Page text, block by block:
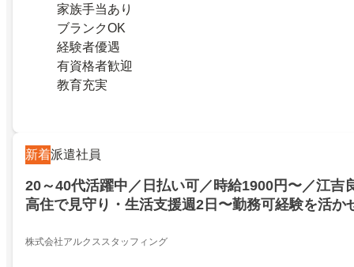
家族手当あり
ブランクOK
経験者優遇
有資格者歓迎
教育充実
新着派遣社員
20～40代活躍中／日払い可／時給1900円〜／江吉
高住で見守り・生活支援週2日〜勤務可経験を活か
株式会社アルクススタッフィング